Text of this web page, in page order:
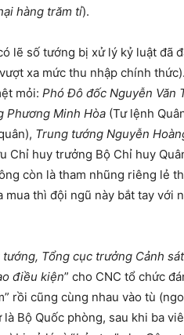
hàng trăm tỉ).
lẽ số tướng bị xử lý kỷ luật đã
xa mức thu nhập chính
mỏi: Phó Đô đốc Nguyễn Văn
Phương Minh Hòa (Tư lệnh
Trung tướng Nguyễn
Chỉ huy trưởng Bộ Chỉ huy
còn là tham nhũng riêng lẻ
mua thì đội ngũ này bắt tay với
tướng, Tổng cục trưởng Cảnh sát
điều kiện” cho CNC tổ chức
rồi cũng cùng nhau vào tù
Bộ Quốc phòng, sau khi ba